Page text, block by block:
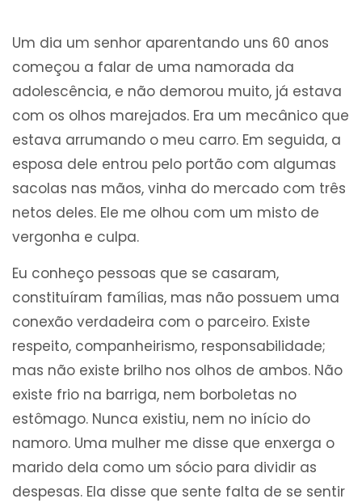
Um dia um senhor aparentando uns 60 anos
começou a falar de uma namorada da
adolescência, e não demorou muito, já estava
com os olhos marejados. Era um mecânico que
estava arrumando o meu carro. Em seguida, a
esposa dele entrou pelo portão com algumas
sacolas nas mãos, vinha do mercado com três
netos deles. Ele me olhou com um misto de
vergonha e culpa.
Eu conheço pessoas que se casaram,
constituíram famílias, mas não possuem uma
conexão verdadeira com o parceiro. Existe
respeito, companheirismo, responsabilidade;
mas não existe brilho nos olhos de ambos. Não
existe frio na barriga, nem borboletas no
estômago. Nunca existiu, nem no início do
namoro. Uma mulher me disse que enxerga o
marido dela como um sócio para dividir as
despesas. Ela disse que sente falta de se sentir